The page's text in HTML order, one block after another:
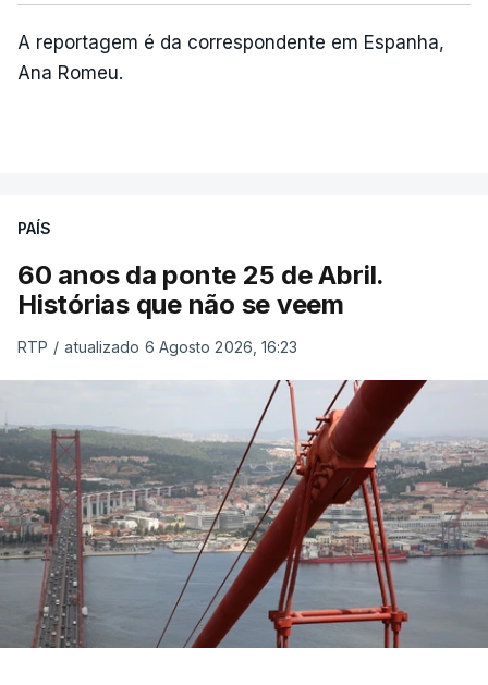
A reportagem é da correspondente em Espanha,
Ana Romeu.
PAÍS
60 anos da ponte 25 de Abril.
Histórias que não se veem
RTP / atualizado 6 Agosto 2026, 16:23